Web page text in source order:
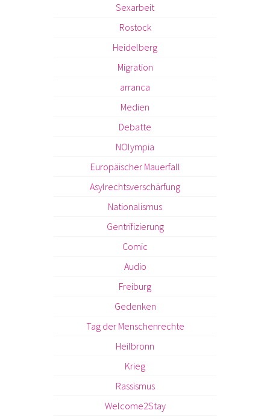
Sexarbeit
Rostock
Heidelberg
Migration
arranca
Medien
Debatte
NOlympia
Europäischer Mauerfall
Asylrechtsverschärfung
Nationalismus
Gentrifizierung
Comic
Audio
Freiburg
Gedenken
Tag der Menschenrechte
Heilbronn
Krieg
Rassismus
Welcome2Stay